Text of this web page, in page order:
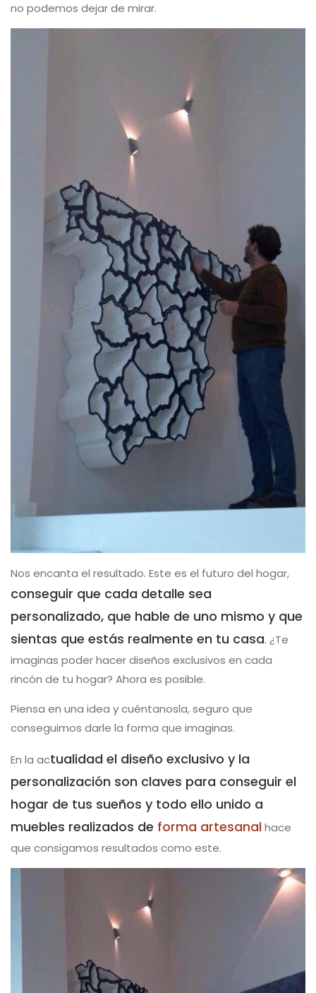
no podemos dejar de mirar.
Nos encanta el resultado. Este es el futuro del hogar,
conseguir que cada detalle sea
personalizado, que hable de uno mismo y que
sientas que estás realmente en tu casa. ¿Te
imaginas poder hacer diseños exclusivos en cada
rincón de tu hogar? Ahora es posible.
Piensa en una idea y cuéntanosla, seguro que
conseguimos darle la forma que imaginas.
En la actualidad el diseño exclusivo y la
personalización son claves para conseguir el
hogar de tus sueños y todo ello unido a
muebles realizados de forma artesanal hace
que consigamos resultados como este.